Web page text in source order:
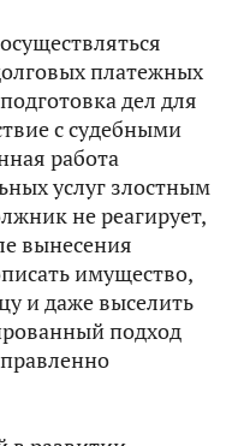
платежных
дел для
с судебными
работа
услуг злостным
не реагирует,
вынесения
имущество,
и даже выселить
подход